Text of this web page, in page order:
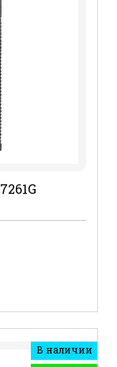
В наличии